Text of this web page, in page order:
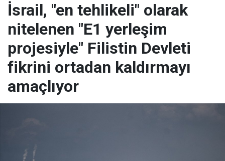
İsrail, "en tehlikeli" olarak
nitelenen "E1 yerleşim
projesiyle" Filistin Devleti
fikrini ortadan kaldırmayı
amaçlıyor